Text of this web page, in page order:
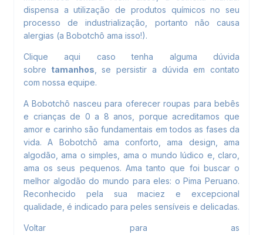
dispensa a utilização de produtos químicos no seu
processo de industrialização, portanto não causa
alergias (a Bobotchô ama isso!).
Clique aqui caso tenha alguma dúvida
sobre tamanhos , se persistir a dúvida em contato
com nossa equipe.
A Bobotchô nasceu para oferecer roupas para bebês
e crianças de 0 a 8 anos, porque acreditamos que
amor e carinho são fundamentais em todos as fases da
vida. A Bobotchô ama conforto, ama design, ama
algodão, ama o simples, ama o mundo lúdico e, claro,
ama os seus pequenos. Ama tanto que foi buscar o
melhor algodão do mundo para eles: o Pima Peruano.
Reconhecido pela sua maciez e excepcional
qualidade, é indicado para peles sensíveis e delicadas.
Voltar para as